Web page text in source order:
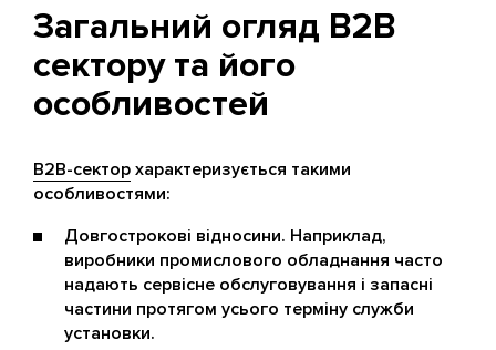
Загальний огляд B2B
сектору та його
особливостей
B2B-сектор характеризується такими
особливостями:
Довгострокові відносини. Наприклад,
виробники промислового обладнання часто
надають сервісне обслуговування і запасні
частини протягом усього терміну служби
установки.